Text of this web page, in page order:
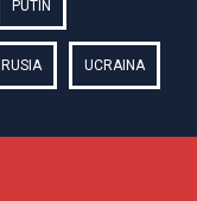
PUTIN
RUSIA UCRAINA